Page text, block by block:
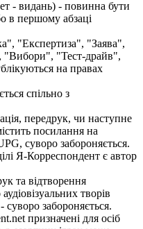
- видань) - повинна бути
в першому абзаці
"Експертиза", "Заява",
"Вибори", "Тест-драйв",
на правах
спільно з
передрук, чи наступне
посилання на
суворо забороняється.
Я-Корреспондент є автор
та відтворення
творів
забороняється.
призначені для осіб